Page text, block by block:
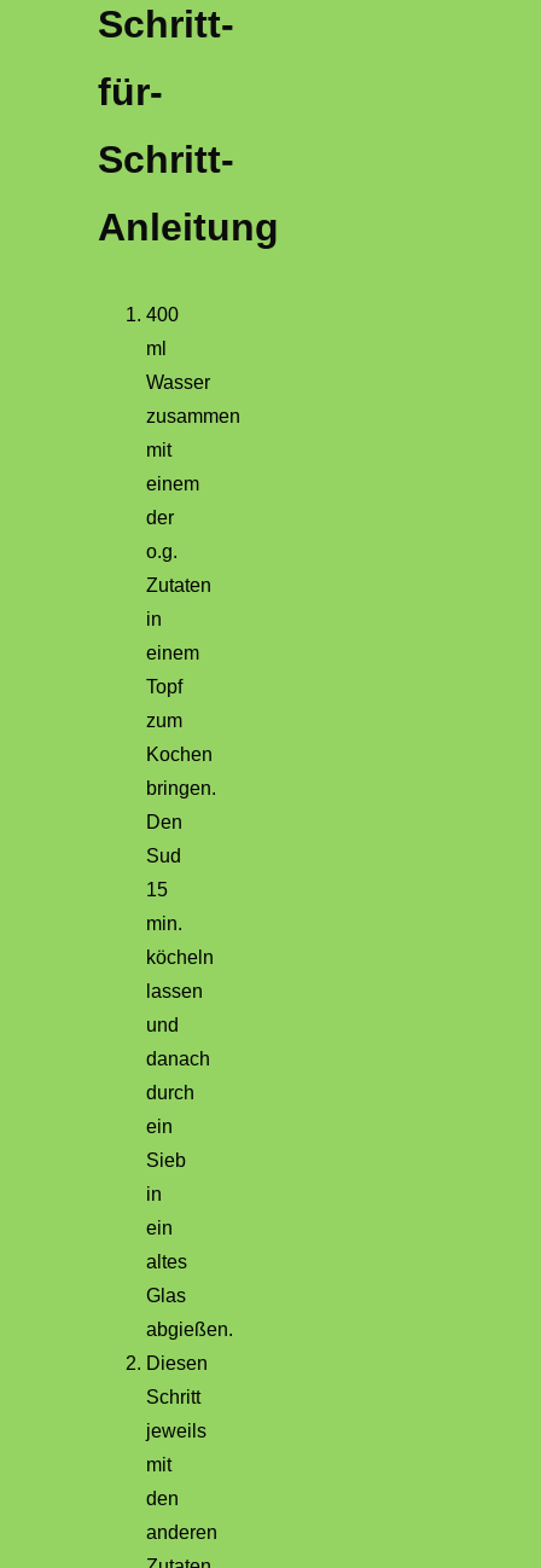
Schritt-
für-
Schritt-
Anleitung
400
ml
Wasser
zusammen
mit
einem
der
o.g.
Zutaten
in
einem
Topf
zum
Kochen
bringen.
Den
Sud
15
min.
köcheln
lassen
und
danach
durch
ein
Sieb
in
ein
altes
Glas
abgießen.
Diesen
Schritt
jeweils
mit
den
anderen